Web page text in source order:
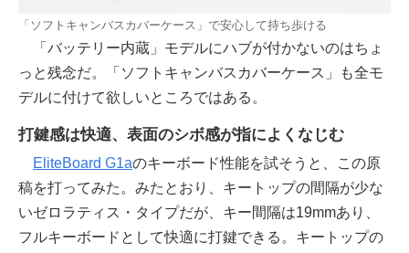
「ソフトキャンバスカバーケース」で安心して持ち歩ける
「バッテリー内蔵」モデルにハブが付かないのはちょ
っと残念だ。「ソフトキャンバスカバーケース」も全モ
デルに付けて欲しいところではある。
打鍵感は快適、表面のシボ感が指によくなじむ
EliteBoard G1aのキーボード性能を試そうと、この原
稿を打ってみた。みたとおり、キートップの間隔が少な
いゼロラティス・タイプだが、キー間隔は19mmあり、
フルキーボードとして快適に打鍵できる。キートップの